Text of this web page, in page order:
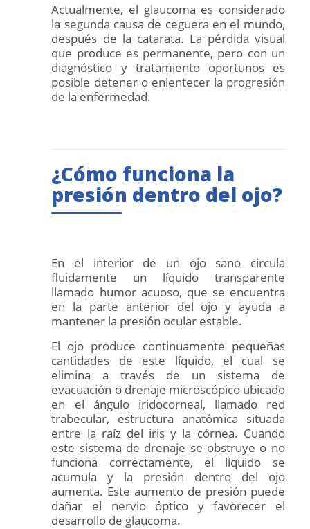
Actualmente, el glaucoma es considerado
la segunda causa de ceguera en el mundo,
después de la catarata. La pérdida visual
que produce es permanente, pero con un
diagnóstico y tratamiento oportunos es
posible detener o enlentecer la progresión
de la enfermedad.
¿Cómo funciona la
presión dentro del ojo?
En el interior de un ojo sano circula
fluidamente un líquido transparente
llamado humor acuoso, que se encuentra
en la parte anterior del ojo y ayuda a
mantener la presión ocular estable.
El ojo produce continuamente pequeñas
cantidades de este líquido, el cual se
elimina a través de un sistema de
evacuación o drenaje microscópico ubicado
en el ángulo iridocorneal, llamado red
trabecular, estructura anatómica situada
entre la raíz del iris y la córnea. Cuando
este sistema de drenaje se obstruye o no
funciona correctamente, el líquido se
acumula y la presión dentro del ojo
aumenta. Este aumento de presión puede
dañar el nervio óptico y favorecer el
desarrollo de glaucoma.